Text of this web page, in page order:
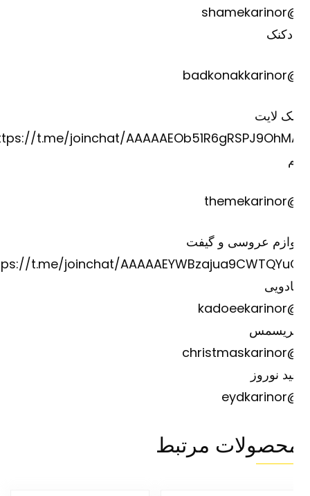
لایت
https://t.me/joinchat/
عروسی و گیفت
https://t.me/joinchat/
نوروز
مرتبط